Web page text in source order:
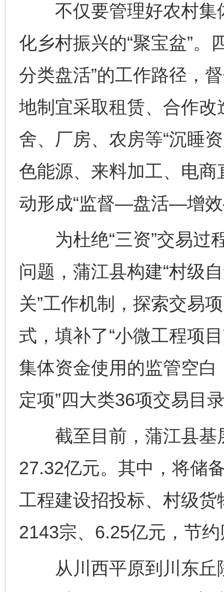
不仅要管理好农村集体
化乡村振兴的“聚宝盆”。
分类盘活”的工作路径，
地制宜采取租赁、合作
舍、厂房、农房等“沉睡
色能源、来料加工、电
动形成“监督—盘活—增
为杜绝“三资”交易过
问题，蒲江县构建“村级
关”工作机制，探索交易
式，填补了“小微工程项
集体资金使用的监管空白
定项”四大类36项交易目
截至目前，蒲江县基
27.32亿元。其中，将储
工程建设招投标、村级
2143宗、6.25亿元，节
从川西平原到川东丘